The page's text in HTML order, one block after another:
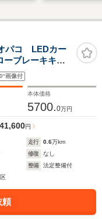
ー シー
15イ
イール
ーテ
ヘッドランプ
続/ETC/EBD
パコ LEDカー
ブレーキキャ
ール ヘッド
ィオ
画像付
本体価格
5700.0万円
円
走行 0.6万km
修復
なし
整備
法定整備付
頼